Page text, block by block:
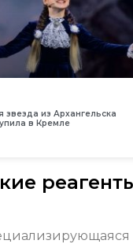
звезда из Архангельска
в Кремле